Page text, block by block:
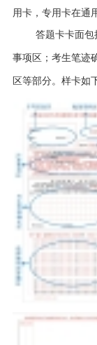
用卡，专用卡在通
答题卡卡面
事项区；考生笔迹
区等部分。样卡如